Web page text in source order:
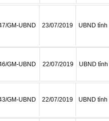
GM-UBND 23/07/2019 UBND tỉnh
GM-UBND 22/07/2019 UBND tỉnh
GM-UBND 22/07/2019 UBND tỉnh